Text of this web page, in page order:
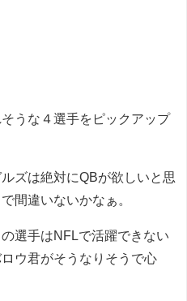
うな４選手をピックアップ
ズは絶対にQBが欲しいと思
間違いないかなぁ。
選手はNFLで活躍できない
ウ君がそうなりそうで心